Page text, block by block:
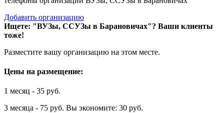
Добавить организацию
Ищете: "ВУЗы, ССУЗы в Барановичах"? Ваши клиенты
тоже!
Разместите вашу организацию на этом месте.
Цены на размещение:
1 месяц - 35 руб.
3 месяца - 75 руб. Вы экономите: 30 руб.